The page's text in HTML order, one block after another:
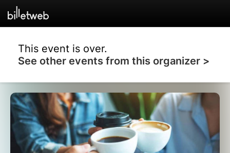
This event is over.
See other events from this organizer >